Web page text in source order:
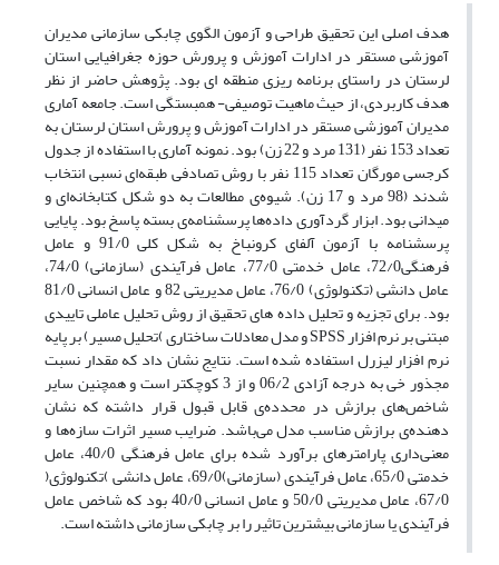
هدف اصلی این تحقیق طراحی و آزمون الگوی چابکی سازمانی مدیران
آموزشی مستقر در ادارات آموزش و پرورش حوزه جغرافیایی استان
لرستان در راستای برنامه ریزی منطقه ای بود. پژوهش حاضر از نظر
هدف کاربردی، از حیث ماهیت توصیفی- همبستگی است. جامعه آماری
مدیران آموزشی مستقر در ادارات آموزش و پرورش استان لرستان به
تعداد 153 نفر (131 مرد و 22 زن) بود. نمونه آماری با استفاده از جدول
کرجسی مورگان تعداد 115 نفر با روش تصادفی طبقه‌ای نسبی انتخاب
شدند (98 مرد و 17 زن). شیوه‌ی مطالعات به دو شکل کتابخانه‌ای و
میدانی بود. ابزار گردآوری داده‌ها پرسشنامه‌ی بسته پاسخ بود. پایایی
پرسشنامه با آزمون آلفای کرونباخ به شکل کلی 91/0 و عامل
فرهنگی72/0، عامل خدمتی 77/0، عامل فرآیندی (سازمانی) 74/0،
عامل دانشی (تکنولوژی) 76/0، عامل مدیریتی 82 و عامل انسانی 81/0
بود. برای تجزیه و تحلیل داده های تحقیق از روش تحلیل عاملی تاییدی
مبتنی بر نرم افزار SPSS و مدل معادلات ساختاری )تحلیل مسیر) بر پایه
نرم افزار لیزرل استفاده شده است. نتایج نشان داد که مقدار نسبت
مجذور خی به درجه آزادی 06/2 و از 3 کوچکتر است و همچنین سایر
شاخص‌های برازش در محدده‌ی قابل قبول قرار داشته که نشان
دهنده‌ی برازش مناسب مدل می‌باشد. ضرایب مسیر اثرات سازه‌ها و
معنی‌داری پارامترهای برآورد شده برای عامل فرهنگی 40/0، عامل
خدمتی 65/0، عامل فرآیندی (سازمانی)69/0، عامل دانشی )تکنولوژی(
67/0، عامل مدیریتی 50/0 و عامل انسانی 40/0 بود که شاخص عامل
فرآیندی یا سازمانی بیشترین تاثیر را بر چابکی سازمانی داشته است.